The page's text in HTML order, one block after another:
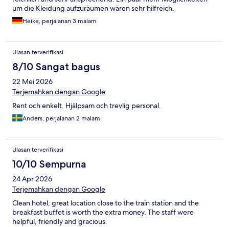
um die Kleidung aufzuräumen wären sehr hilfreich.
Heike, perjalanan 3 malam
Ulasan terverifikasi
8/10 Sangat bagus
22 Mei 2026
Terjemahkan dengan Google
Rent och enkelt. Hjälpsam och trevlig personal.
Anders, perjalanan 2 malam
Ulasan terverifikasi
10/10 Sempurna
24 Apr 2026
Terjemahkan dengan Google
Clean hotel, great location close to the train station and the
breakfast buffet is worth the extra money. The staff were
helpful, friendly and gracious.